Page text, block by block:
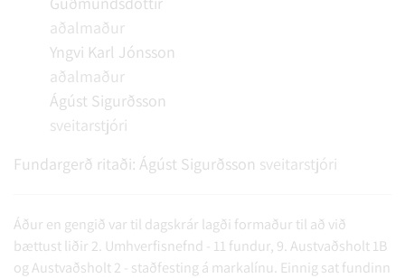
aðalmaður
Yngvi Karl Jónsson
aðalmaður
Ágúst Sigurðsson
sveitarstjóri
Fundargerð ritaði: Ágúst Sigurðsson sveitarstjóri
Áður en gengið var til dagskrár lagði formaður til að við
bættust liðir 2. Umhverfisnefnd - 11 fundur, 9. Austvaðsholt 1B
og Austvaðsholt 2 - staðfesting á markalínu. Einnig sat fundinn